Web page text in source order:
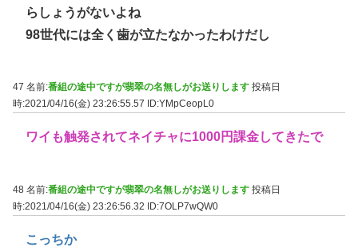
らしょうがないよね
98世代には全く歯が立たなかったわけだし
47 名前:番組の途中ですが翡翠の名無しがお送りします 投稿日
時:2021/04/16(金) 23:26:55.57
ID:YMpCeopL0
ワイも触発されてネイチャに1000円課金してきたで
48 名前:番組の途中ですが翡翠の名無しがお送りします 投稿日
時:2021/04/16(金) 23:26:56.32
ID:7OLP7wQW0
こっちか